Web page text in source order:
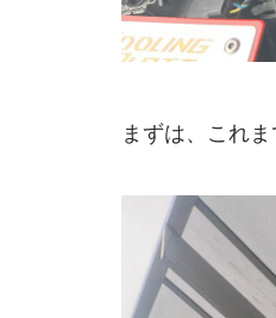
まずは、これ